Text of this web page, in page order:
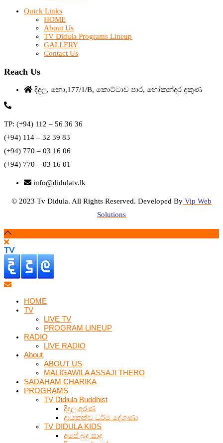
Quick Links
HOME
About Us
TV Didula Programs Lineup
GALLERY
Contact Us
Reach Us
දිදුල, නො,177/1/B, කොට්ටාව පාර, හෝකන්දර දකුණ
TP: (+94) 112 – 56 36 36
(+94) 114 – 32 39 83
(+94) 770 – 03 16 06
(+94) 770 – 03 16 01
info@didulatv.lk
© 2023 Tv Didula. All Rights Reserved. Developed By Vip Web
Solutions
HOME
TV
LIVE TV
PROGRAM LINEUP
RADIO
LIVE RADIO
About
ABOUT US
MALIGAWILA ASSAJI THERO
SADAHAM CHARIKA
PROGRAMS
TV Didiula Buddhist
දිදුල අරණ
දායකත්ව ධර්ම දේශණා
TV DIDULA KIDS
අපේ බුදු සාදු